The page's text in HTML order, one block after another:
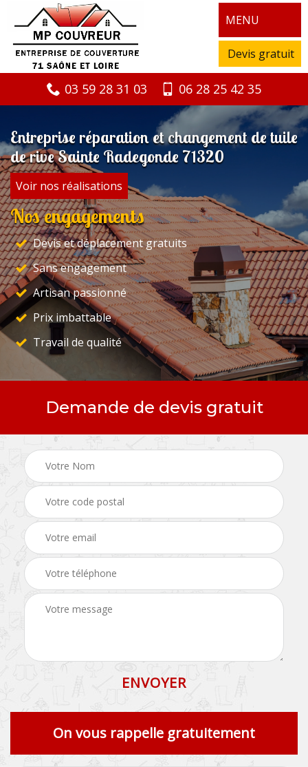
MENU
Devis gratuit
03 59 28 31 03 06 28 25 42 35
Entreprise réparation et changement de tuile
de rive Sainte Radegonde 71320
Voir nos réalisations
Nos engagements
Devis et déplacement gratuits
Sans engagement
Artisan passionné
Prix imbattable
Travail de qualité
Demande de devis gratuit
On vous rappelle gratuitement